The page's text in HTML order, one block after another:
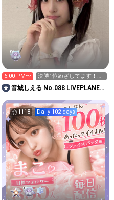
6:00 PM〜
決勝1位めざしてます！今
日Ptは1.2倍です‼️
音城しえる No.088 LIVEPLANET
1118 Daily 102 days